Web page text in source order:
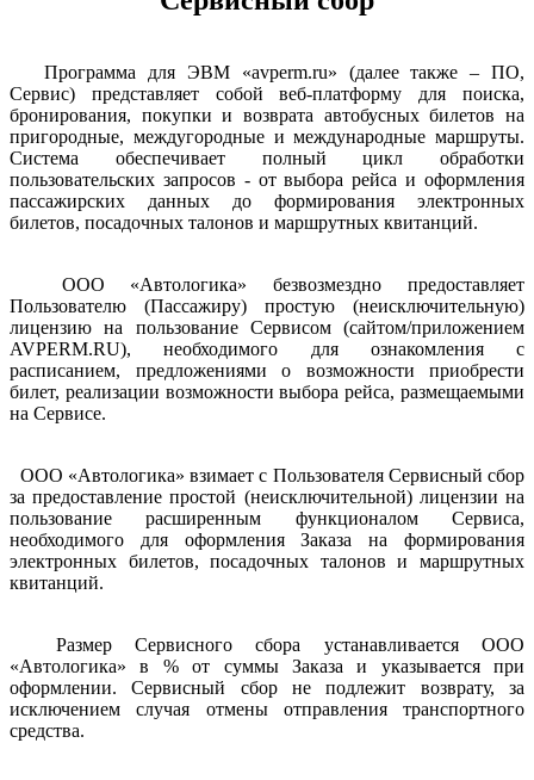
Программа для ЭВМ «avperm.ru» (далее также – ПО,
Сервис) представляет собой веб-платформу для поиска,
бронирования, покупки и возврата автобусных билетов на
пригородные, междугородные и международные маршруты.
Система обеспечивает полный цикл обработки
пользовательских запросов - от выбора рейса и оформления
пассажирских данных до формирования электронных
билетов, посадочных талонов и маршрутных квитанций.
ООО «Автологика» безвозмездно предоставляет
Пользователю (Пассажиру) простую (неисключительную)
лицензию на пользование Сервисом (сайтом/приложением
AVPERM.RU), необходимого для ознакомления с
расписанием, предложениями о возможности приобрести
билет, реализации возможности выбора рейса, размещаемыми
на Сервисе.
ООО «Автологика» взимает с Пользователя Сервисный сбор
за предоставление простой (неисключительной) лицензии на
пользование расширенным функционалом Сервиса,
необходимого для оформления Заказа на формирования
электронных билетов, посадочных талонов и маршрутных
квитанций.
Размер Сервисного сбора устанавливается ООО
«Автологика» в % от суммы Заказа и указывается при
оформлении. Сервисный сбор не подлежит возврату, за
исключением случая отмены отправления транспортного
средства.